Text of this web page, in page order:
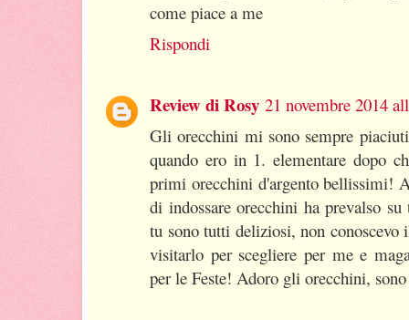
come piace a me
Rispondi
Review di Rosy 21 novembre 2014
Gli orecchini mi sono sempre
quando ero in 1. elementare dopo
primi orecchini d'argento bellissimi!
di indossare orecchini ha prevalso
tu sono tutti deliziosi, non conoscevo
visitarlo per scegliere per me e
per le Feste! Adoro gli orecchini,